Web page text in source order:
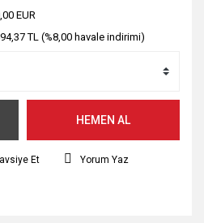
EUR
TL (%8,00 havale indirimi)
HEMEN AL
Et Yorum Yaz